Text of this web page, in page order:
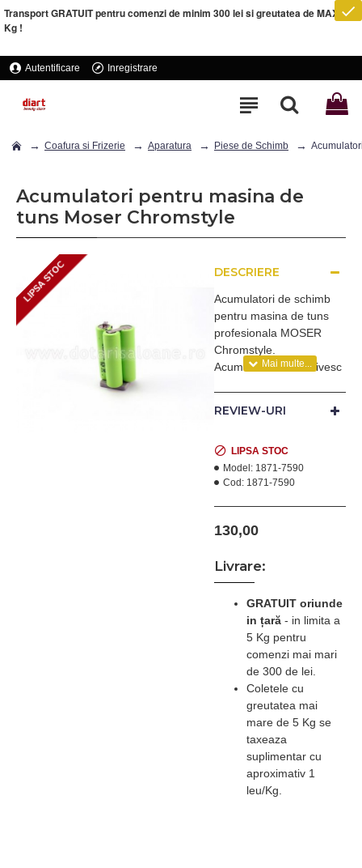
Transport GRATUIT pentru comenzi de minim 300 lei si greutatea de MAXIM 5
Kg !
Autentificare Inregistrare
Coafura si Frizerie Aparatura Piese de Schimb
Acumulatori pentru masina de
tuns Moser Chromstyle
LIPSA STOC
LIPSA STOC DESCRIERE
Acumulatori de schimb
pentru masina de tuns
profesionala MOSER
Chromstyle.
Acumulatorii se potrivesc
- 1800 mAh NiMH
REVIEW-URI
130,00
LIPSA STOC
Model: 1871-7590
Cod: 1871-7590
Livrare:
GRATUIT oriunde
in țară - in limita a
5 Kg pentru
comenzi mai mari
de 300 de lei.
Coletele cu
greutatea mai
mare de 5 Kg se
taxeaza
suplimentar cu
aproximativ 1
leu/Kg.